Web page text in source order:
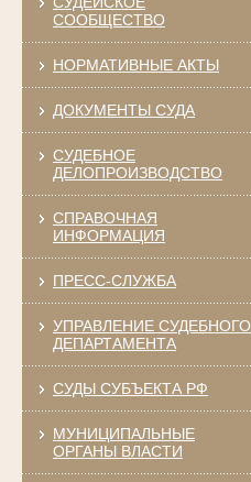
СООБЩЕСТВО
НОРМАТИВНЫЕ АКТЫ
ДОКУМЕНТЫ СУДА
СУДЕБНОЕ
ДЕЛОПРОИЗВОДСТВО
СПРАВОЧНАЯ
ИНФОРМАЦИЯ
ПРЕСС-СЛУЖБА
УПРАВЛЕНИЕ СУДЕБНОГО
ДЕПАРТАМЕНТА
СУДЫ СУБЪЕКТА РФ
МУНИЦИПАЛЬНЫЕ
ОРГАНЫ ВЛАСТИ